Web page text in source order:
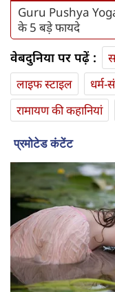
Guru Pushya
के 5 बड़े फायदे
वेबदुनिया पर पढ़ें :
लाइफ स्‍टाइल
धर्म-
रामायण की कहानियां